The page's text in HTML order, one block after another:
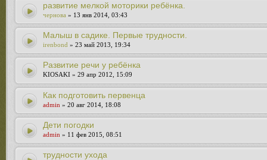
развитие мелкой моторики ребёнка.
чернова » 13 янв 2014, 03:43
Малыш в садике. Первые трудности.
irenbond » 23 май 2013, 19:34
Развитие речи у ребёнка
KIOSAKI » 29 апр 2012, 15:09
Как подготовить первенца
admin » 20 авг 2014, 18:08
Дети погодки
admin » 11 фев 2015, 08:51
трудности ухода